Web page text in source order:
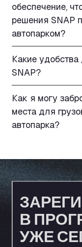
обеспечение,
решения SNAP
автопарком?
Какие
SNAP?
Как я могу
места для
автопарка?
В
УЖЕ